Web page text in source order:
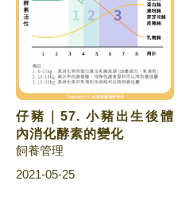
仔豬｜57. 小豬出生後體
內消化酵素的變化
飼養管理
2021-05-25